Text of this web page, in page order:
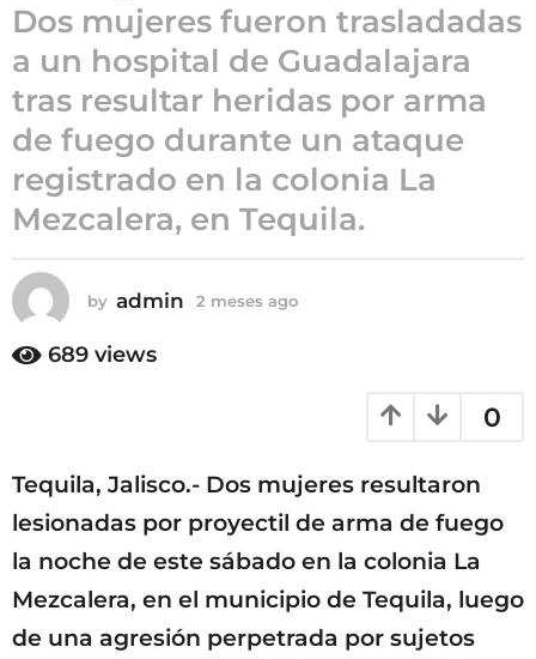
a
g
o
2
m
e
s
e
a
g
o
Dos mujeres fueron trasladadas
a un hospital de Guadalajara
tras resultar heridas por arma
de fuego durante un ataque
registrado en la colonia La
Mezcalera, en Tequila.
by admin 2 meses ago
o
689 views
0
Tequila, Jalisco.- Dos mujeres resultaron
lesionadas por proyectil de arma de fuego
la noche de este sábado en la colonia La
Mezcalera, en el municipio de Tequila, luego
de una agresión perpetrada por sujetos